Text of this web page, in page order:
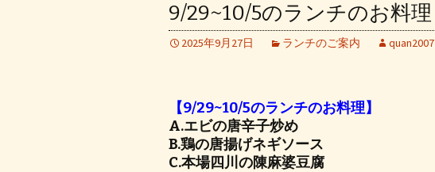
9/29~10/5のランチのお料理
2025年9月27日 ランチのご案内 quan2007
【9/29~10/5のランチのお料理】
A.エビの唐辛子炒め
B.鶏の唐揚げネギソース
C.本場四川の陳麻婆豆腐